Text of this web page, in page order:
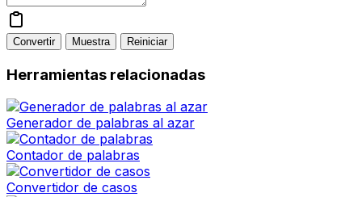
Convertir Muestra Reiniciar
Herramientas relacionadas
Generador de palabras al azar
Contador de palabras
Convertidor de casos